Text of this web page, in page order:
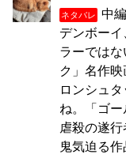
ネタバレ
中
デンボー
ラーでは
ク」名作
ロンシュ
ね。「ゴ
虐殺の遂
鬼気迫る